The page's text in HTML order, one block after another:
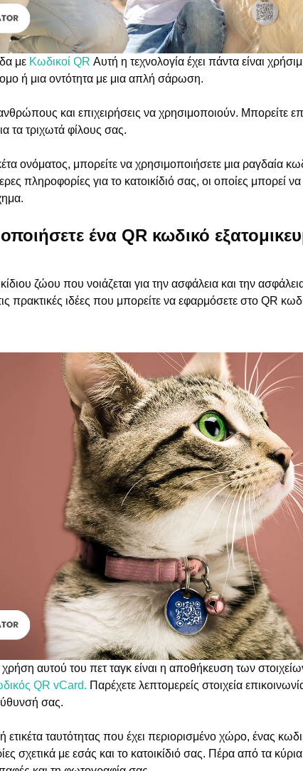
με Κωδικοί QR Αυτή η τεχνολογία έχει πάντα είναι
ή μια οντότητα με μια απλή σάρωση.
και επιχειρήσεις να χρησιμοποιούν. Μπορείτε
τα τριχωτά φίλους σας.
ονόματος, μπορείτε να χρησιμοποιήσετε μια ραγδαία
πληροφορίες για το κατοικίδιό σας, οι οποίες μπορεί να
ένα QR κωδικό
ζώου που νοιάζεται για την ασφάλεια και την
πρακτικές ιδέες που μπορείτε να εφαρμόσετε στο QR
αυτού του πετ ταγκ είναι η αποθήκευση των
QR vCard. Παρέχετε λεπτομερείς στοιχεία
σας.
ετικέτα ταυτότητας που έχει περιορισμένο χώρο, ένας
σχετικά με εσάς και το κατοικίδιό σας. Πέρα από τα κύρια